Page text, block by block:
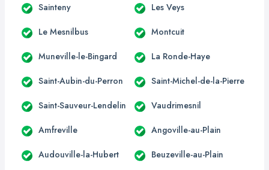
Sainteny Les Veys
Le Mesnilbus Montcuit
Muneville-le-Bingard La Ronde-Haye
Saint-Aubin-du-Perron Saint-Michel-de-la-Pierre
Saint-Sauveur-Lendelin Vaudrimesnil
Amfreville Angoville-au-Plain
Audouville-la-Hubert Beuzeville-au-Plain